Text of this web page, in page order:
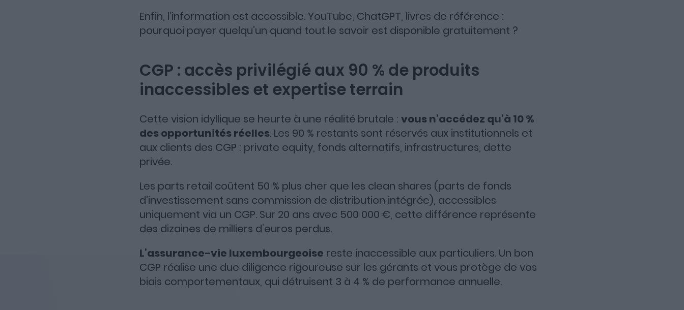
Enfin, l’information est accessible. YouTube, ChatGPT, livres de référence :
pourquoi payer quelqu’un quand tout le savoir est disponible gratuitement ?
CGP : accès privilégié aux 90 % de produits
inaccessibles et expertise terrain
Cette vision idyllique se heurte à une réalité brutale : vous n’accédez qu’à 10 %
des opportunités réelles. Les 90 % restants sont réservés aux institutionnels et
aux clients des CGP : private equity, fonds alternatifs, infrastructures, dette
privée.
Les parts retail coûtent 50 % plus cher que les clean shares (parts de fonds
d’investissement sans commission de distribution intégrée), accessibles
uniquement via un CGP. Sur 20 ans avec 500 000 €, cette différence représente
des dizaines de milliers d’euros perdus.
L’assurance-vie luxembourgeoise reste inaccessible aux particuliers. Un bon
CGP réalise une due diligence rigoureuse sur les gérants et vous protège de vos
biais comportementaux, qui détruisent 3 à 4 % de performance annuelle.